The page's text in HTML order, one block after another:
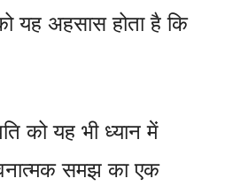
यह अहसास होता है कि
को यह भी ध्यान में
समझ का एक